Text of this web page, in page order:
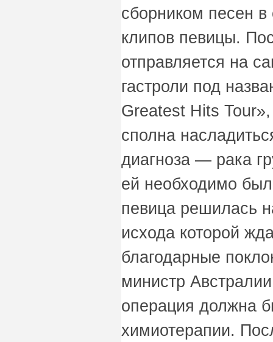
сборником песен
клипов певицы.
отправляется на
гастроли под
Greatest Hits
сполна
диагноза — рака
ей необходимо
певица решилась
исхода которой
благодарные
министр
операция должна
химиотерапии.